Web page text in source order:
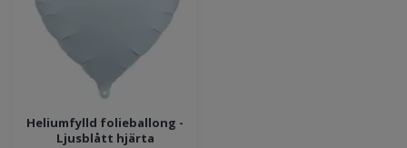
Heliumfylld folieballong -
Ljusblått hjärta